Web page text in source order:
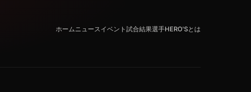
ホームニュースイベント試合結果選手HERO'Sとは